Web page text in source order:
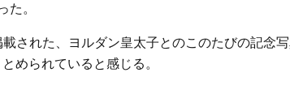
た。
された、ヨルダン皇太子とのこのたびの記念
められていると感じる。